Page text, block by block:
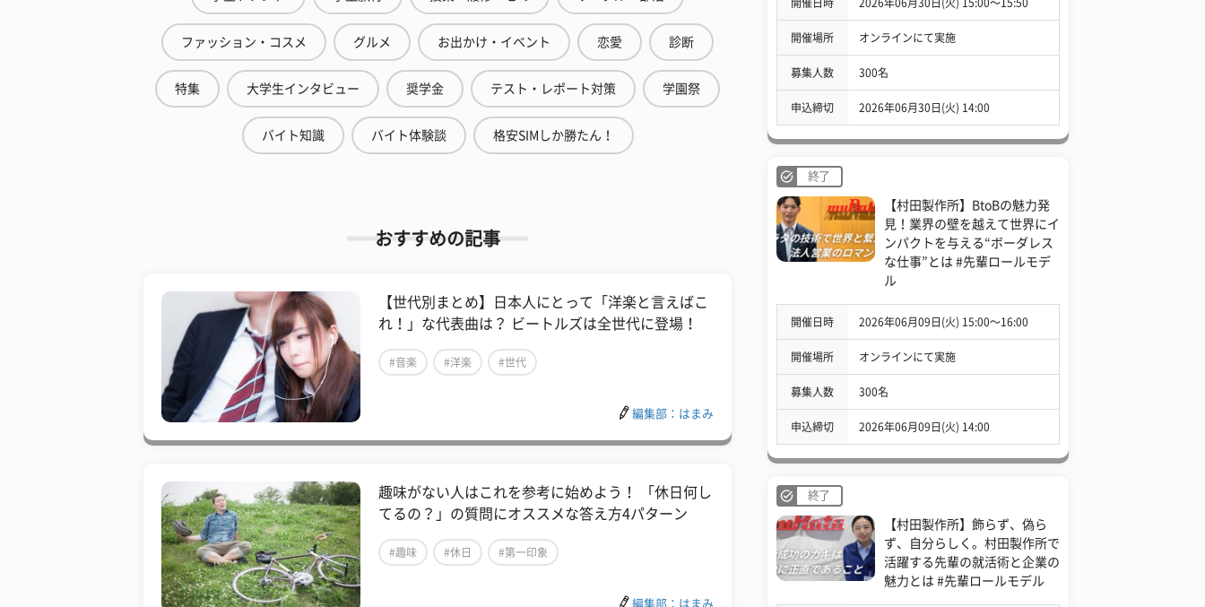
ファッション・コスメ グルメ お出かけ・イベント 恋愛 診断
特集 大学生インタビュー 奨学金 テスト・レポート対策 学園祭
バイト知識 バイト体験談 格安SIMしか勝たん！
おすすめの記事
【世代別まとめ】日本人にとって「洋楽と言えばこ
れ！」な代表曲は？ ビートルズは全世代に登場！
#音楽 #洋楽 #世代
編集部：はまみ
趣味がない人はこれを参考に始めよう！ 「休日何し
てるの？」の質問にオススメな答え方4パターン
#趣味 #休日 #第一印象
編集部：はまみ
開催日時 2026年06月30日(火) 15:00〜15:50
開催場所 オンラインにて実施
募集人数 300名
申込締切 2026年06月30日(火) 14:00
終了
【村田製作所】BtoBの魅力発
見！業界の壁を越えて世界にイ
ンパクトを与える“ボーダレス
な仕事”とは #先輩ロールモデ
ル
開催日時 2026年06月09日(火) 15:00〜16:00
開催場所 オンラインにて実施
募集人数 300名
申込締切 2026年06月09日(火) 14:00
終了
【村田製作所】飾らず、偽ら
ず、自分らしく。村田製作所で
活躍する先輩の就活術と企業の
魅力とは #先輩ロールモデル